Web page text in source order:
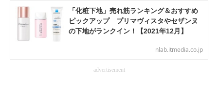
製造業のIT導入・活用を支援
モノづくり技術者専門サイト
「化粧下地」売れ筋ランキング＆おすすめ
ピックアップ プリマヴィスタやセザンヌ
の下地がランクイン！【2021年12月】
nlab.itmedia.co.jp
advertisement